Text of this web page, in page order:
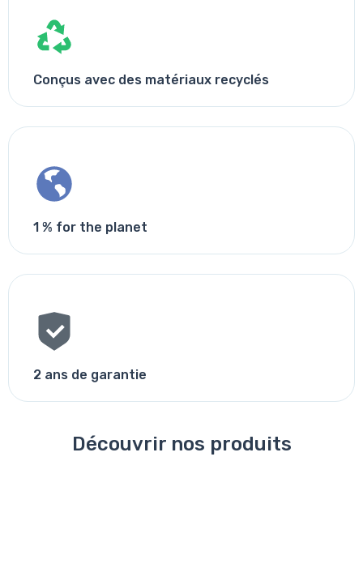
Conçus avec des matériaux recyclés
1 % for the planet
2 ans de garantie
Découvrir nos produits